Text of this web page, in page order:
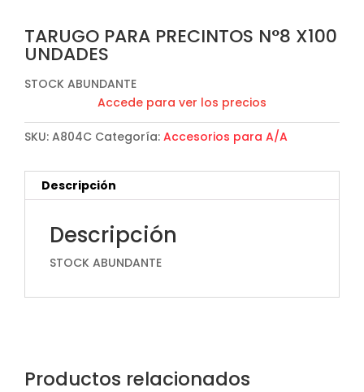
TARUGO PARA PRECINTOS N°8 X100
UNDADES
STOCK ABUNDANTE
Accede para ver los precios
SKU: A804C Categoría: Accesorios para A/A
Descripción
Descripción
STOCK ABUNDANTE
Productos relacionados